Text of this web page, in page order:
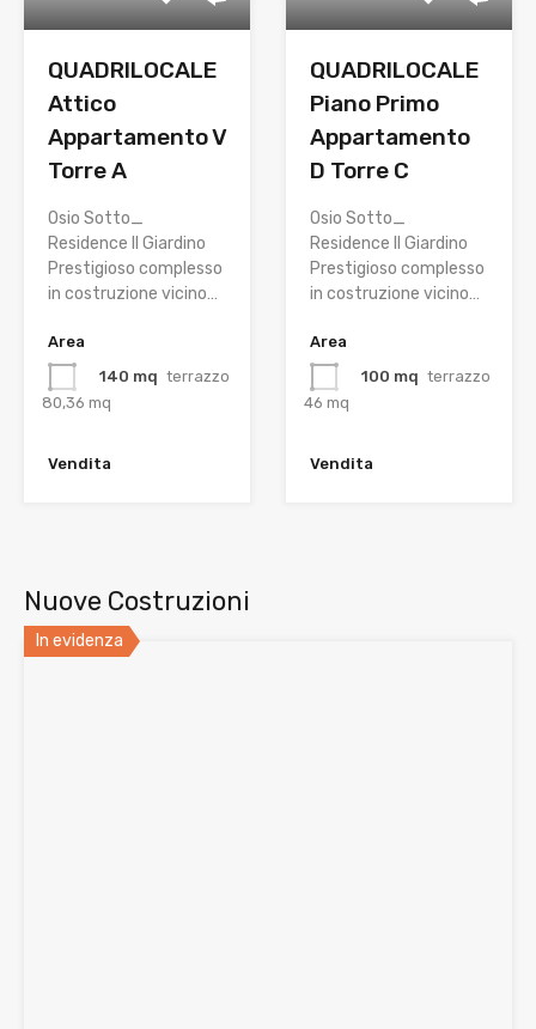
QUADRILOCALE
Attico
Appartamento V
Torre A
Osio Sotto_
Residence Il Giardino
Prestigioso complesso
in costruzione vicino…
Area
140 mq terrazzo
80,36 mq
Vendita
QUADRILOCALE
Piano Primo
Appartamento
D Torre C
Osio Sotto_
Residence Il Giardino
Prestigioso complesso
in costruzione vicino…
Area
100 mq terrazzo
46 mq
Vendita
Nuove Costruzioni
In evidenza